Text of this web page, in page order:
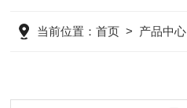
当前位置：首页 > 产品中心